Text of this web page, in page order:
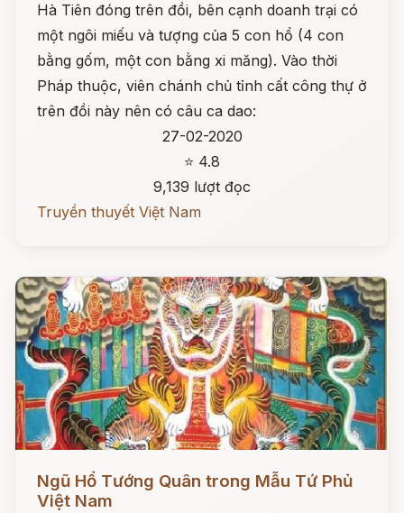
Hà Tiên đóng trên đồi, bên cạnh doanh trại có
một ngôi miếu và tượng của 5 con hổ (4 con
bằng gốm, một con bằng xi măng). Vào thời
Pháp thuộc, viên chánh chủ tỉnh cất công thự ở
trên đồi này nên có câu ca dao:
27-02-2020
⭐ 4.8
9,139 lượt đọc
Truyền thuyết Việt Nam
Ngũ Hổ Tướng Quân trong Mẫu Tứ Phủ
Việt Nam